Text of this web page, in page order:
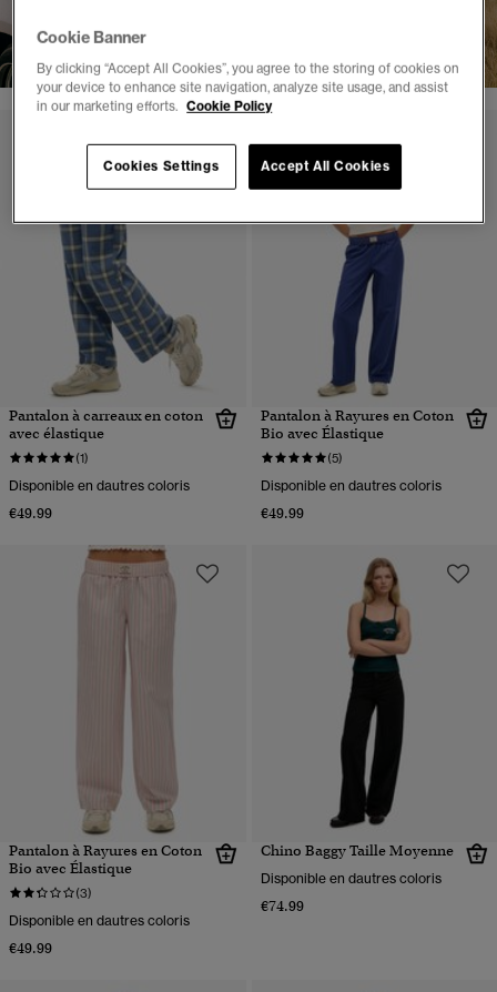
Pantalon à carreaux en coton
avec élastique
(1)
Disponible en dautres coloris
€49.99
Pantalon à Rayures en Coton
Bio avec Élastique
(5)
Disponible en dautres coloris
€49.99
Pantalon à Rayures en Coton
Bio avec Élastique
(3)
Disponible en dautres coloris
€49.99
Chino Baggy Taille Moyenne
Disponible en dautres coloris
€74.99
Cookie Banner
By clicking “Accept All Cookies”, you agree to the storing of cookies on
your device to enhance site navigation, analyze site usage, and assist
in our marketing efforts. Cookie Policy
Cookies Settings Accept All Cookies